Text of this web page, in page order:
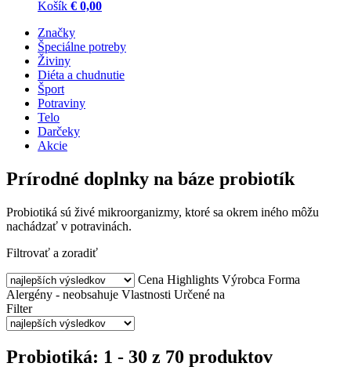
Košík € 0,00
Značky
Špeciálne potreby
Živiny
Diéta a chudnutie
Šport
Potraviny
Telo
Darčeky
Akcie
Prírodné doplnky na báze probiotík
Probiotiká sú živé mikroorganizmy, ktoré sa okrem iného môžu
nachádzať v potravinách.
Filtrovať a zoradiť
Cena Highlights Výrobca Forma
Alergény - neobsahuje Vlastnosti Určené na
Filter
Probiotiká: 1 - 30 z 70 produktov